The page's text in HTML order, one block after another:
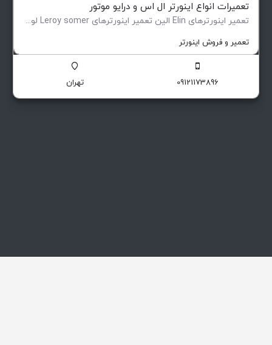
تعمیرات انواع اینورتر ال اس و درایو موتور
تعمیر اینورترهای Elin الین تعمیر اینورترهای Leroy somer لوری سومر تعمیر اینورترهای Eurotherm یوروترم تعمیر…
تعمیر و فروش اینورتر
09121173896 تهران